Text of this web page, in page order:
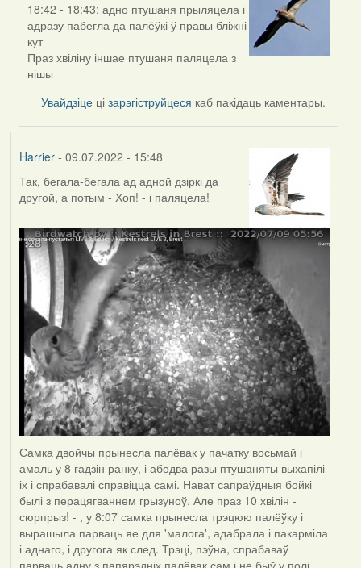
In
reply
to
by
Harrier
18:42 - 18:43: адно птушаня прыляцела і
адразу пабегла да палёўкі ў правы бліжні
кут
Праз хвіліну іншае птушаня паляцела з
нішы
Увайдзіце цізарэгіструйцеся каб пакідаць каментары.
Harrier- 09.07.2022 - 15:48
Так, бегала-бегала ад адной дзіркі да
другой, а потым - Хоп! - і паляцела!
Самка двойчы прынесла палёвак у пачатку восьмай і
амаль у 8 гадзін ранку, і абодва разы птушаняты выхапілі
іх і спрабавалі справіцца самі. Нават сапраўдныя бойкі
былі з перацягваннем грызуноў. Але праз 10 хвілін -
сюрпрыз! - , у 8:07 самка прынесла трэцюю палёўку і
вырашыла парваць яе для 'малога', адабрала і пакарміла
і аднаго, і другога як след. Трэці, пэўна, спрабаваў
парваць адну з папярэдніх палёвак сам і не быў у полі